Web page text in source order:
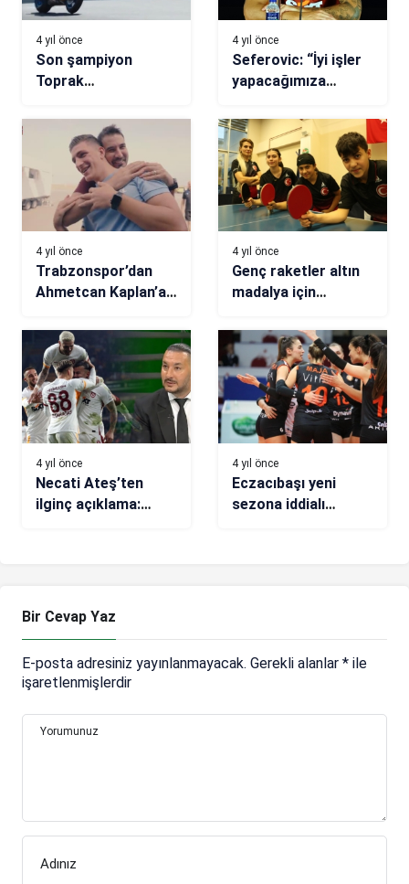
4 yıl önce
Son şampiyon
Toprak
Britanya GP
sıralama turlarında
üçüncü oldu!
4 yıl önce
Seferovic: “İyi işler
yapacağımıza
4 yıl önce
Trabzonspor’dan
Ahmetcan Kaplan’a
4 yıl önce
Genç raketler altın
madalya için
4 yıl önce
Necati Ateş’ten
ilginç açıklama:
4 yıl önce
Eczacıbaşı yeni
sezona iddialı
Bir Cevap Yaz
E-posta adresiniz yayınlanmayacak. Gerekli alanlar * ile
işaretlenmişlerdir
Yorumunuz
Adınız